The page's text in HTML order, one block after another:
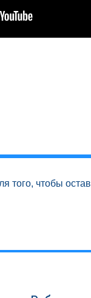
того, чтобы